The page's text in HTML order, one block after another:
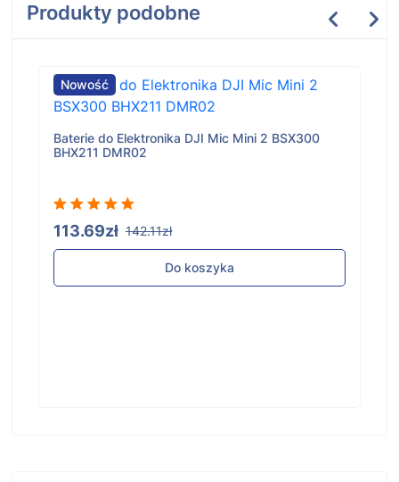
Produkty podobne
Nowość
Baterie do Elektronika DJI Mic Mini 2 BSX300
BHX211 DMR02
113.69zł 142.11zł
Do koszyka